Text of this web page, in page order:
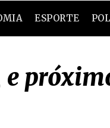
ESPORTE